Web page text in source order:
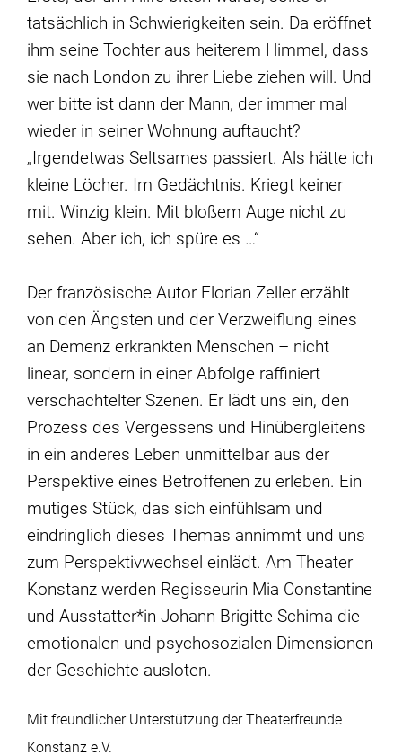
tatsächlich in Schwierigkeiten sein. Da eröffnet
ihm seine Tochter aus heiterem Himmel, dass
sie nach London zu ihrer Liebe ziehen will. Und
wer bitte ist dann der Mann, der immer mal
wieder in seiner Wohnung auftaucht?
„Irgendetwas Seltsames passiert. Als hätte ich
kleine Löcher. Im Gedächtnis. Kriegt keiner
mit. Winzig klein. Mit bloßem Auge nicht zu
sehen. Aber ich, ich spüre es …“
Der französische Autor Florian Zeller erzählt
von den Ängsten und der Verzweiflung eines
an Demenz erkrankten Menschen – nicht
linear, sondern in einer Abfolge raffiniert
verschachtelter Szenen. Er lädt uns ein, den
Prozess des Vergessens und Hinübergleitens
in ein anderes Leben unmittelbar aus der
Perspektive eines Betroffenen zu erleben. Ein
mutiges Stück, das sich einfühlsam und
eindringlich dieses Themas annimmt und uns
zum Perspektivwechsel einlädt. Am Theater
Konstanz werden Regisseurin Mia Constantine
und Ausstatter*in Johann Brigitte Schima die
emotionalen und psychosozialen Dimensionen
der Geschichte ausloten.
Mit freundlicher Unterstützung der Theaterfreunde
Konstanz e.V.